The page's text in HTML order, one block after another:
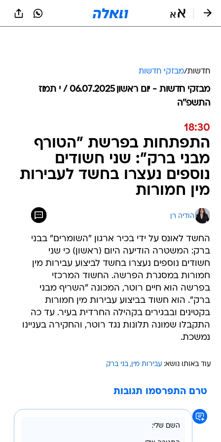
חדשות/מבזקי חדשות
מבזקי חדשות - יום ראשון 06.07.2025 / י תמוז
התשפ"ה
18:30
התפתחות בפרשת "הטורף
מבני ברק": שני חשודים
נוספים נעצרו בחשד לעבירות
מין חמורות
הודיה רן
החשד לאונס על ידי בכיר ארגון "השומרים" בבני
ברק: המשטרה הודיעה היום (ראשון) כי שני
חשודים נוספים נעצרו בחשד לביצוע עבירות מין
חמורות במסגרת הפרשה. החשוד המרכזי
בפרשה הוא חיים רוטר, המכונה "השריף מבני
ברק". הוא חשוד בביצוע עבירות מין חמורות
בקטינים ובבגירים בקהילה החרדית בעיר. עד כה
התקבלו שמונה תלונות נגד רוטר, והחקירה בעניינו
נמשכת.
עוד באותו נושא: עבירות מין בני ברק
טרם התפרסמו תגובות